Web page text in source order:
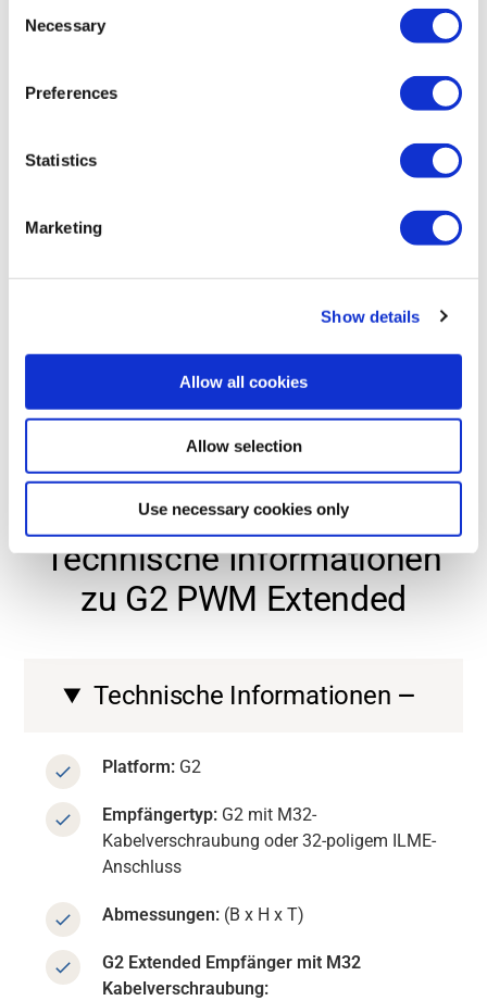
Selection
Necessary
Preferences
Statistics
Marketing
Show details
Allow all cookies
Allow selection
Use necessary cookies only
Beratungsgespräch mit unserem Team. Wir
gewünschten Funktionen, um die ideale
zu konfigurieren.
Kontaktieren Sie uns
Kontaktieren Sie uns
LASSEN SIE UNS AUF DIE EINZELHEITEN EINGEHEN.
Technische Informationen
zu G2 PWM Extended
Technische Informationen
Platform: G2
Empfängertyp: G2 mit M32-
Kabelverschraubung oder 32-poligem ILME-
Anschluss
Abmessungen: (B x H x T)
G2 Extended Empfänger mit M32
Kabelverschraubung: